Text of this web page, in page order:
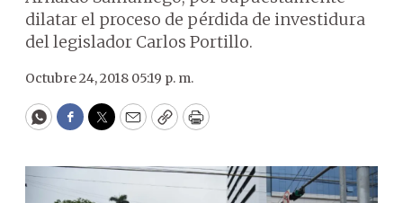
dilatar el proceso de pérdida de investidura
del legislador Carlos Portillo.
Octubre 24, 2018 05:19 p. m.
WhatsApp
Facebook
Twitter
EmailCopyPrint